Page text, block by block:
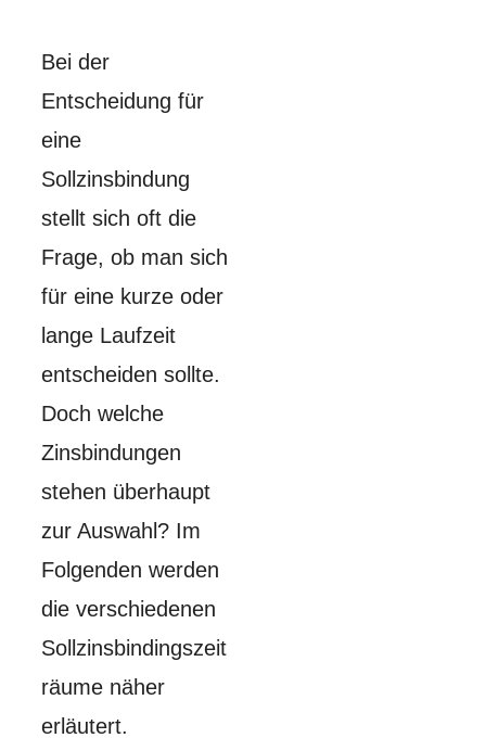
Bei der
Entscheidung für
eine
Sollzinsbindung
stellt sich oft die
Frage, ob man sich
für eine kurze oder
lange Laufzeit
entscheiden sollte.
Doch welche
Zinsbindungen
stehen überhaupt
zur Auswahl? Im
Folgenden werden
die verschiedenen
Sollzinsbindingszeit
räume näher
erläutert.